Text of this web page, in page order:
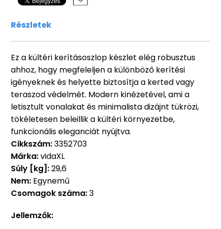
Részletek
Ez a kültéri kerításoszlop készlet elég robusztus
ahhoz, hogy megfeleljen a különböző kerítési
igényeknek és helyette biztosítja a kerted vagy
teraszod védelmét. Modern kinézetével, ami a
letisztult vonalakat és minimalista dizájnt tükrözi,
tökéletesen beleillik a kültéri környezetbe,
funkcionális eleganciát nyújtva.
Cikkszám:3352703
Márka:vidaXL
Súly [kg]:29,6
Nem: Egynemű
Csomagok száma:3
Jellemzők: